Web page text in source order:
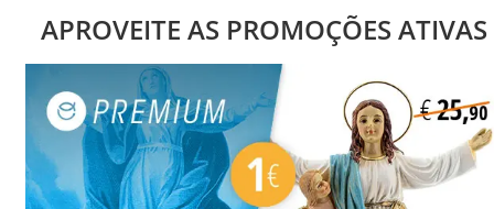
APROVEITE AS PROMOÇÕES ATIVAS